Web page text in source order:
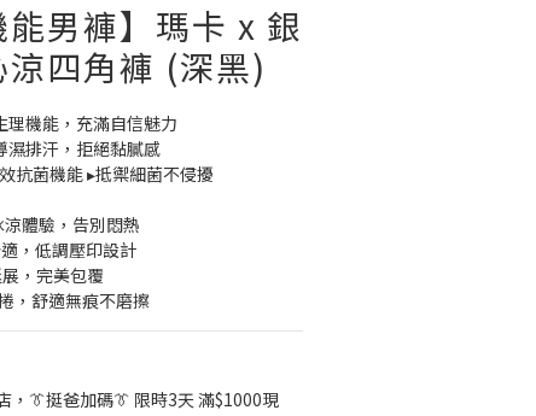
能男褲】瑪卡 x 銀
四角褲 (深黑)
機能，充滿自信魅力
排汗，拒絕黏膩感
抗菌機能 ▸抵禦細菌不侵擾
涼體驗，告別悶熱
，低調壓印設計
，完美包覆
，舒適無痕不磨擦
，👔挺爸加碼👔 限時3天 滿$1000現